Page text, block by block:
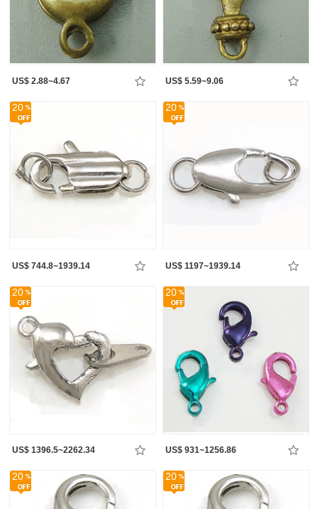
US$ 2.88~4.67 US$ 5.59~9.06
20
US$ 744.8~1939.14
20
US$ 1197~1939.14
20
US$ 1396.5~2262.34
20
US$ 931~1256.86
20 20